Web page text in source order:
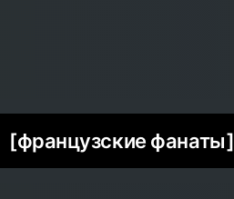
[французские фанаты]